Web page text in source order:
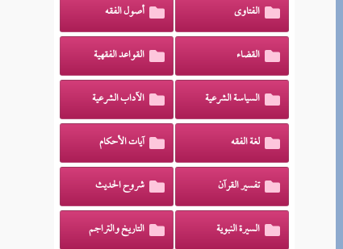
الفتاوى أصول الفقه
القضاء القواعد الفقهية
السياسة الشرعية الآداب الشرعية
لغة الفقه آيات الأحكام
تفسير القرآن شروح الحديث
السيرة النبوية التاريخ والتراجم